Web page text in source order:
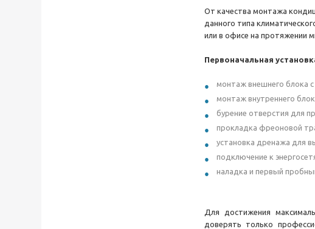
От качества монтажа
данного типа
или в офисе на протяжении
Первоначальная
монтаж внешнего блока
монтаж внутреннего
бурение отверстия для
прокладка фреоновой
установка дренажа для
подключение к
наладка и первый
Для достижения
доверять только